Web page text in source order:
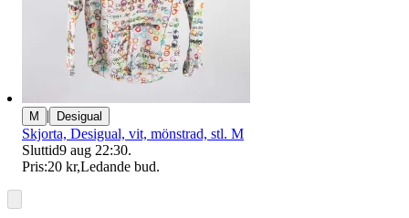
M | Desigual
Skjorta, Desigual, vit, mönstrad, stl. M
Sluttid9 aug 22:30.
Pris:20 kr,Ledande bud.